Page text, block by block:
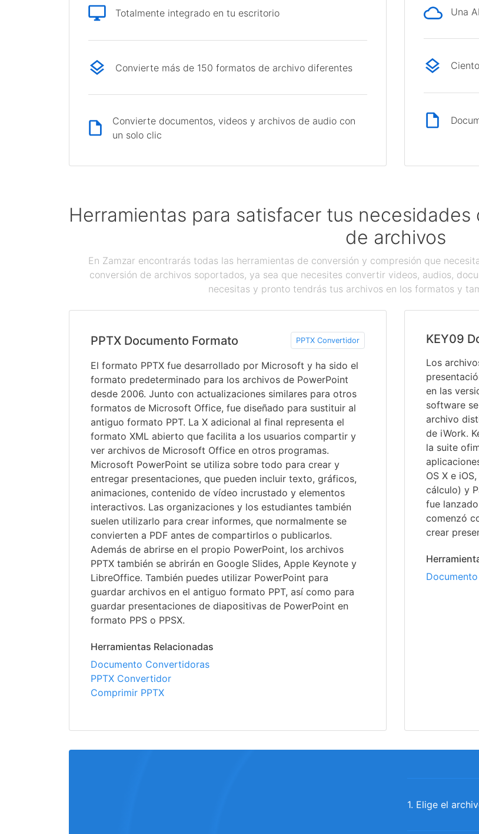
Totalmente integrado en tu escritorio
Convierte más de 150 formatos de archivo diferentes
Convierte documentos, videos y archivos de audio con
un solo clic
Una
Herramientas para satisfacer tus
de archivos
En Zamzar encontrarás todas las herramientas de conversión y compresión que
conversión de archivos soportados, ya sea que necesites convertir videos, audios,
necesitas y pronto tendrás tus archivos en los formatos y
PPTX Documento Formato PPTX Convertidor
El formato PPTX fue desarrollado por Microsoft y ha sido el
formato predeterminado para los archivos de PowerPoint
desde 2006. Junto con actualizaciones similares para otros
formatos de Microsoft Office, fue diseñado para sustituir al
antiguo formato PPT. La X adicional al final representa el
formato XML abierto que facilita a los usuarios compartir y
ver archivos de Microsoft Office en otros programas.
Microsoft PowerPoint se utiliza sobre todo para crear y
entregar presentaciones, que pueden incluir texto, gráficos,
animaciones, contenido de vídeo incrustado y elementos
interactivos. Las organizaciones y los estudiantes también
suelen utilizarlo para crear informes, que normalmente se
convierten a PDF antes de compartirlos o publicarlos.
Además de abrirse en el propio PowerPoint, los archivos
PPTX también se abrirán en Google Slides, Apple Keynote y
LibreOffice. También puedes utilizar PowerPoint para
guardar archivos en el antiguo formato PPT, así como para
guardar presentaciones de diapositivas de PowerPoint en
formato PPS o PPSX.
Herramientas Relacionadas
Documento Convertidoras
PPTX Convertidor
Comprimir PPTX
KEY09
Los
en las
software
archivo
de iWork.
la suite
OS X e
cálculo) y
fue
comenzó
crear
1. Elige el